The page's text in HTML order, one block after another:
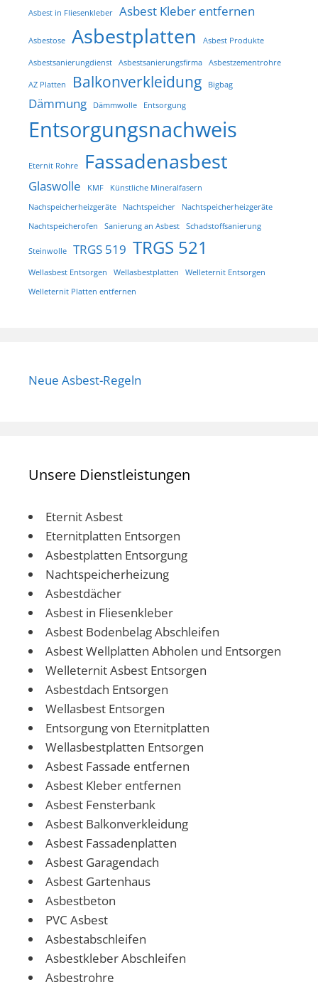
Asbest in Fliesenkleber Asbest Kleber entfernen
Asbestose Asbestplatten Asbest Produkte
Asbestsanierungdienst Asbestsanierungsfirma Asbestzementrohre
AZ Platten Balkonverkleidung Bigbag
Dämmung Dämmwolle Entsorgung
Entsorgungsnachweis
Eternit Rohre Fassadenasbest
Glaswolle KMF
Künstliche Mineralfasern
Nachspeicherheizgeräte
Nachtspeicher
Nachtspeicherheizgeräte
Nachtspeicherofen
Sanierung an Asbest Schadstoffsanierung
Steinwolle TRGS 519 TRGS 521
Wellasbest Entsorgen Wellasbestplatten
Welleternit Entsorgen
Welleternit Platten entfernen
Neue Asbest-Regeln
Unsere Dienstleistungen
Eternit Asbest
Eternitplatten Entsorgen
Asbestplatten Entsorgung
Nachtspeicherheizung
Asbestdächer
Asbest in Fliesenkleber
Asbest Bodenbelag Abschleifen
Asbest Wellplatten Abholen und Entsorgen
Welleternit Asbest Entsorgen
Asbestdach Entsorgen
Wellasbest Entsorgen
Entsorgung von Eternitplatten
Wellasbestplatten Entsorgen
Asbest Fassade entfernen
Asbest Kleber entfernen
Asbest Fensterbank
Asbest Balkonverkleidung
Asbest Fassadenplatten
Asbest Garagendach
Asbest Gartenhaus
Asbestbeton
PVC Asbest
Asbestabschleifen
Asbestkleber Abschleifen
Asbestrohre